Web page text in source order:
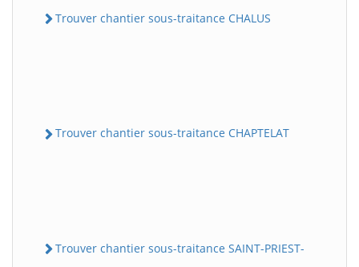
Trouver chantier sous-traitance CHALUS
Trouver chantier sous-traitance CHAPTELAT
Trouver chantier sous-traitance SAINT-PRIEST-